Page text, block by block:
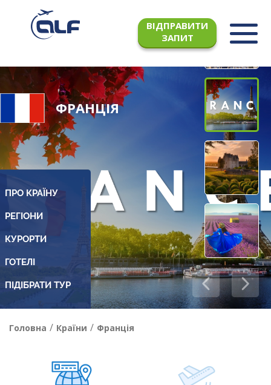
ВІДПРАВИТИ
ЗАПИТ
ФРАНЦІЯ
ПРО КРАЇНУ
РЕГІОНИ
КУРОРТИ
ПІДІБРАТИ ТУР
Головна / Країни / Франція